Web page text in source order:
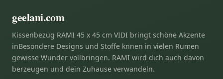
geelani.com
Kissenbezug RAMI 45 x 45 cm VIDI bringt schöne Akzente
inBesondere Designs und Stoffe knnen in vielen Rumen
gewisse Wunder vollbringen. RAMI wird dich auch davon
berzeugen und dein Zuhause verwandeln.